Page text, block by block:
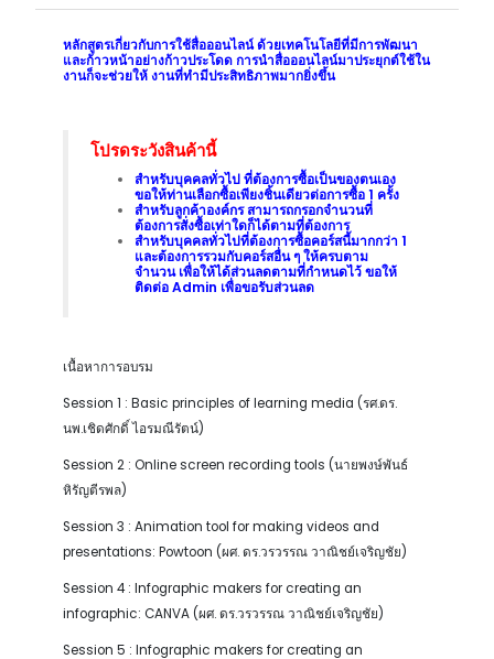
หลักสูตรเกี่ยวกับการใช้สื่อออนไลน์ ด้วยเทคโนโลยีที่มีการพัฒนา
และก้าวหน้าอย่างก้าวประโดด การนำสื่อออนไลน์มาประยุกต์ใช้ใน
งานก็จะช่วยให้ งานที่ทำมีประสิทธิภาพมากยิ่งขึ้น
โปรดระวังสินค้านี้
สำหรับบุคคลทั่วไป ที่ต้องการซื้อเป็นของตนเอง
ขอให้ท่านเลือกซื้อเพียงชิ้นเดียวต่อการซื้อ 1 ครั้ง
สำหรับลูกค้าองค์กร สามารถกรอกจำนวนที่
ต้องการสั่งซื้อเท่าใดก็ได้ตามที่ต้องการ
สำหรับบุคคลทั่วไปที่ต้องการซื้อคอร์สนี้มากกว่า 1
และต้องการรวมกับคอร์สอื่น ๆ ให้ครบตาม
จำนวน เพื่อให้ได้ส่วนลดตามที่กำหนดไว้ ขอให้
ติดต่อ Admin เพื่อขอรับส่วนลด
เนื้อหาการอบรม
Session 1 : Basic principles of learning media (รศ.ดร.
นพ.เชิดศักดิ์ ไอรมณีรัตน์)
Session 2 : Online screen recording tools (นายพงษ์พันธ์
หิรัญตีรพล)
Session 3 : Animation tool for making videos and
presentations: Powtoon (ผศ. ดร.วรวรรณ วาณิชย์เจริญชัย)
Session 4 : Infographic makers for creating an
infographic: CANVA (ผศ. ดร.วรวรรณ วาณิชย์เจริญชัย)
Session 5 : Infographic makers for creating an